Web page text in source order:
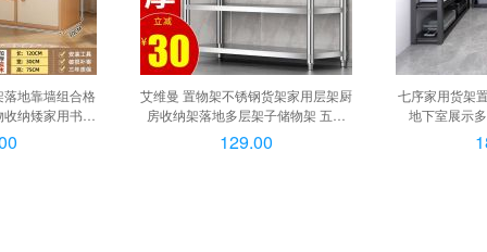
地靠墙组合格
纳矮家用书柜
木120*30*75,
木120*30*75
艾维曼 置物架不锈钢货架家用层架厨
房收纳架落地多层架子储物架 五层
155高 长60宽30, 三层80高
129.00
七序家用货架
地下室展示
183cm高【
50cm, 七层